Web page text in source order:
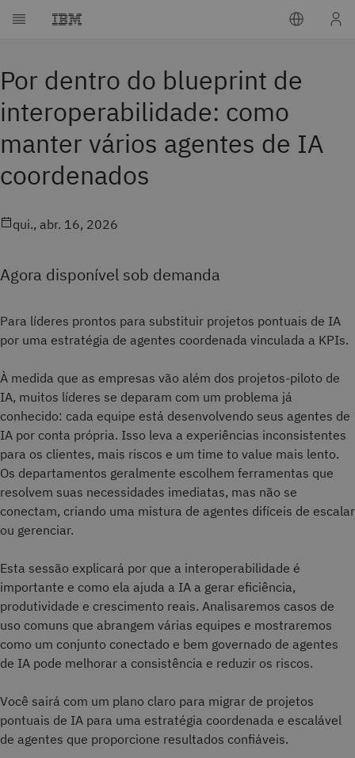
Por dentro do blueprint de
interoperabilidade: como
manter vários agentes de IA
coordenados
qui., abr. 16, 2026
Agora disponível sob demanda
Para líderes prontos para substituir projetos pontuais de IA
por uma estratégia de agentes coordenada vinculada a KPIs.
À medida que as empresas vão além dos projetos-piloto de
IA, muitos líderes se deparam com um problema já
conhecido: cada equipe está desenvolvendo seus agentes de
IA por conta própria. Isso leva a experiências inconsistentes
para os clientes, mais riscos e um time to value mais lento.
Os departamentos geralmente escolhem ferramentas que
resolvem suas necessidades imediatas, mas não se
conectam, criando uma mistura de agentes difíceis de escalar
ou gerenciar.
Esta sessão explicará por que a interoperabilidade é
importante e como ela ajuda a IA a gerar eficiência,
produtividade e crescimento reais. Analisaremos casos de
uso comuns que abrangem várias equipes e mostraremos
como um conjunto conectado e bem governado de agentes
de IA pode melhorar a consistência e reduzir os riscos.
Você sairá com um plano claro para migrar de projetos
pontuais de IA para uma estratégia coordenada e escalável
de agentes que proporcione resultados confiáveis.